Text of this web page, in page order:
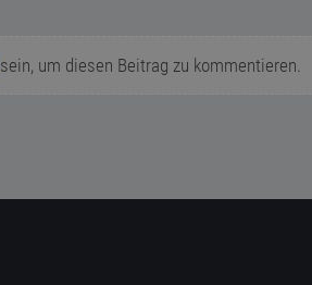
sein, um diesen Beitrag zu kommentieren.